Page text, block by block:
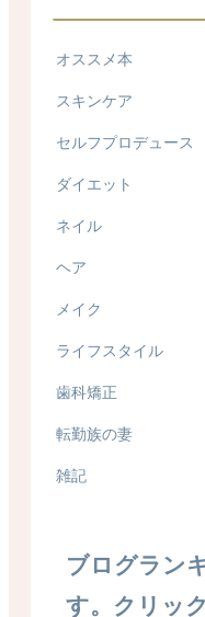
オススメ本
スキンケア
セルフプロデュース
ダイエット
ネイル
ヘア
メイク
ライフスタイル
歯科矯正
転勤族の妻
雑記
ブログラン
す。クリッ